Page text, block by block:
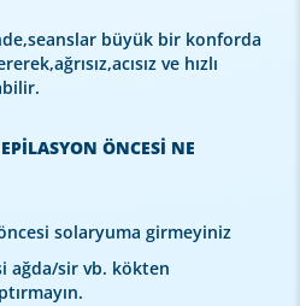
büyük bir konforda
ve hızlı
ÖNCESİ NE
solaryuma girmeyiniz
ağda/sir vb. kökten